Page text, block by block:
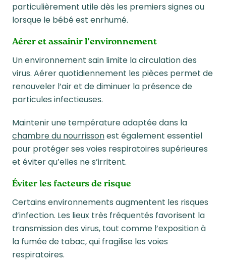
particulièrement utile dès les premiers signes ou
lorsque le bébé est enrhumé.
Aérer et assainir l’environnement
Un environnement sain limite la circulation des
virus. Aérer quotidiennement les pièces permet de
renouveler l’air et de diminuer la présence de
particules infectieuses.
Maintenir une température adaptée dans la
chambre du nourrissonest également essentiel
pour protéger ses voies respiratoires supérieures
et éviter qu’elles ne s’irritent.
Éviter les facteurs de risque
Certains environnements augmentent les risques
d’infection. Les lieux très fréquentés favorisent la
transmission des virus, tout comme l’exposition à
la fumée de tabac, qui fragilise les voies
respiratoires.